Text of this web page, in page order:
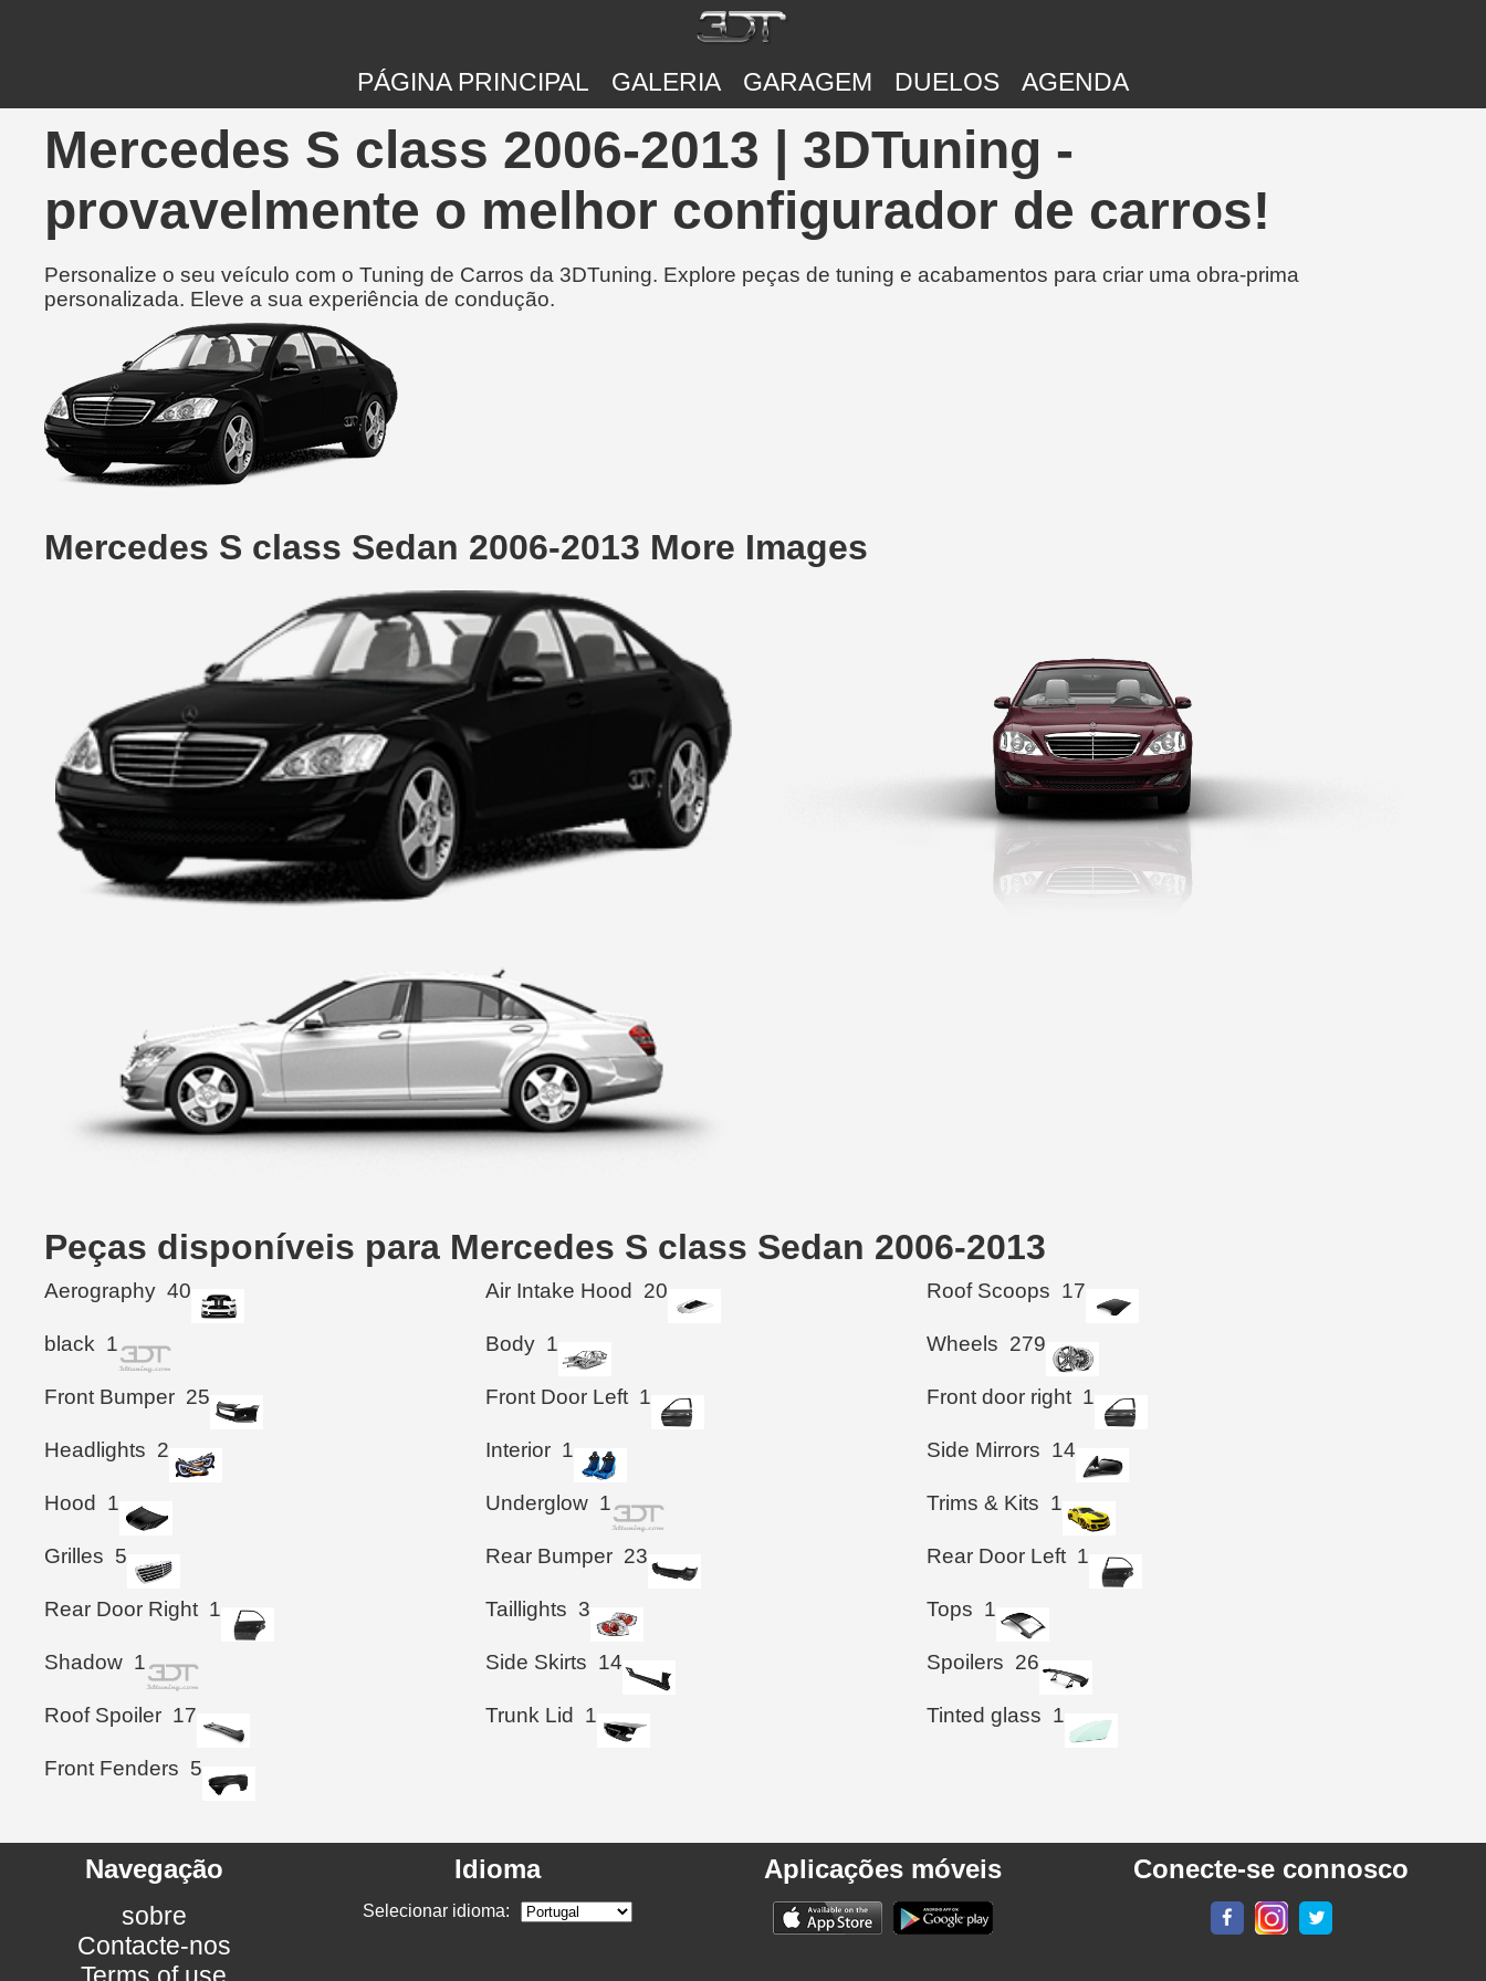
PÁGINA PRINCIPAL GALERIA GARAGEM DUELOS AGENDA
Mercedes S class 2006-2013 | 3DTuning -
provavelmente o melhor configurador de carros!
Personalize o seu veículo com o Tuning de Carros da 3DTuning. Explore peças de tuning e acabamentos para criar uma obra-prima
personalizada. Eleve a sua experiência de condução.
Mercedes S class Sedan 2006-2013 More Images
Peças disponíveis para Mercedes S class Sedan 2006-2013
Aerography 40 Air Intake Hood 20 Roof Scoops 17
black 1 Body 1 Wheels 279
Front Bumper 25 Front Door Left 1 Front door right 1
Headlights 2 Interior 1 Side Mirrors 14
Hood 1 Underglow 1 Trims & Kits 1
Grilles 5 Rear Bumper 23 Rear Door Left 1
Rear Door Right 1 Taillights 3 Tops 1
Shadow 1 Side Skirts 14 Spoilers 26
Roof Spoiler 17 Trunk Lid 1 Tinted glass 1
Front Fenders 5
Navegação
sobre
Contacte-nos
Idioma
Selecionar idioma:
Aplicações móveis Conecte-se connosco